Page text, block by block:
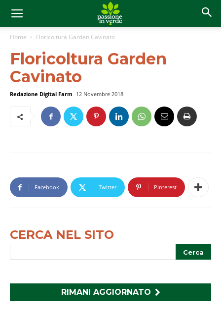
Home Floricoltura Garden Cavinato
Floricoltura Garden
Cavinato
Redazione Digital Farm 12 Novembre 2018
Facebook Twitter Pinterest
CERCA NEL SITO
RIMANI AGGIORNATO